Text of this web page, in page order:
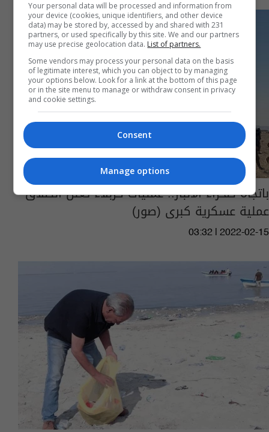
باتجاه صحراء الانبار.. عمليات كربلاء تعلن انطلاق
عملية عسكرية كبرى (صور)
03:32 | 2022-02-15
Your personal data will be processed and information from
your device (cookies, unique identifiers, and other device
data) may be stored by, accessed by and shared with 231
partners, or used specifically by this site. We and our partners
may use precise geolocation data. List of partners.
Some vendors may process your personal data on the basis
of legitimate interest, which you can object to by managing
your options below. Look for a link at the bottom of this page
or in the site menu to manage or withdraw consent in privacy
and cookie settings.
Consent
Manage options